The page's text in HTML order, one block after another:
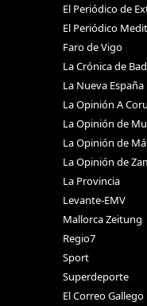
El Periódico de
El Periódico
Faro de Vigo
La Crónica de
La Nueva España
La Opinión A
La Opinión de
La Opinión de
La Opinión de
La Provincia
Levante-EMV
Mallorca Zeitung
Regio7
Sport
Superdeporte
El Correo Gallego